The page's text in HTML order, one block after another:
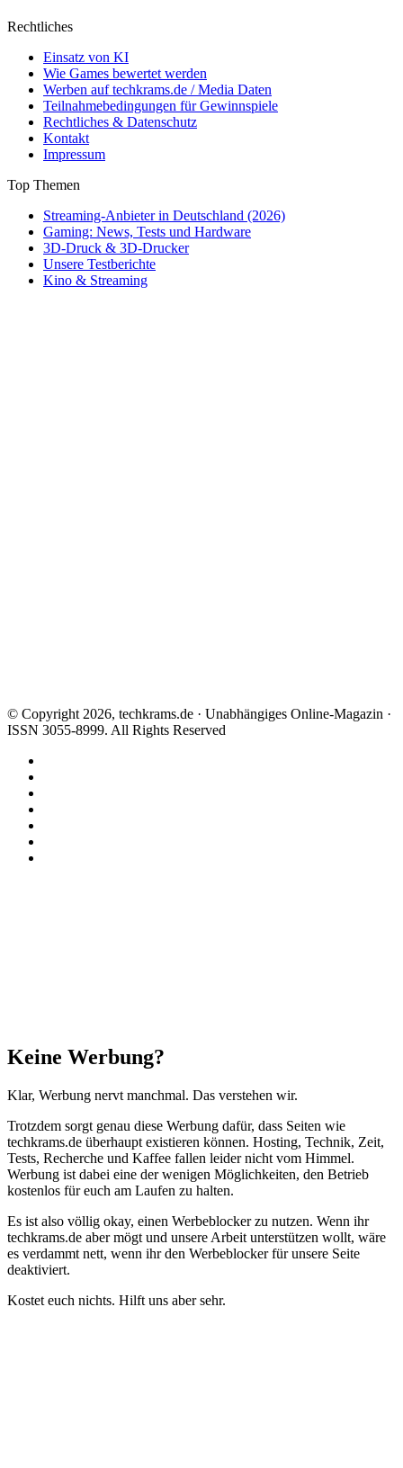
Rechtliches
Einsatz von KI
Wie Games bewertet werden
Werben auf techkrams.de / Media Daten
Teilnahmebedingungen für Gewinnspiele
Rechtliches & Datenschutz
Kontakt
Impressum
Top Themen
Streaming-Anbieter in Deutschland (2026)
Gaming: News, Tests und Hardware
3D-Druck & 3D-Drucker
Unsere Testberichte
Kino & Streaming
© Copyright 2026, techkrams.de · Unabhängiges Online-Magazin ·
ISSN 3055-8999. All Rights Reserved
Schließen
Keine Werbung?
Klar, Werbung nervt manchmal. Das verstehen wir.
Trotzdem sorgt genau diese Werbung dafür, dass Seiten wie
techkrams.de überhaupt existieren können. Hosting, Technik, Zeit,
Tests, Recherche und Kaffee fallen leider nicht vom Himmel.
Werbung ist dabei eine der wenigen Möglichkeiten, den Betrieb
kostenlos für euch am Laufen zu halten.
Es ist also völlig okay, einen Werbeblocker zu nutzen. Wenn ihr
techkrams.de aber mögt und unsere Arbeit unterstützen wollt, wäre
es verdammt nett, wenn ihr den Werbeblocker für unsere Seite
deaktiviert.
Kostet euch nichts. Hilft uns aber sehr.